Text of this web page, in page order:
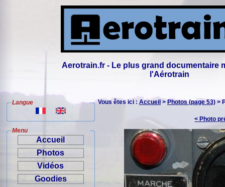
Aerotrain.fr - Le plus grand documentaire
l'Aérotrain
Langue
Menu
Accueil
Photos
Vidéos
Goodies
Vous êtes ici : Accueil > Photos (page 53) >
< Photo